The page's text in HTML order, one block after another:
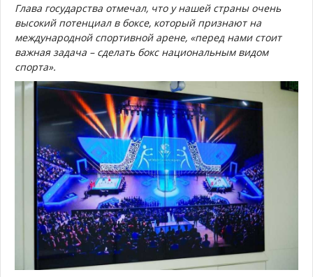
Глава государства отмечал, что у нашей страны очень
высокий потенциал в боксе, который признают на
международной спортивной арене, «перед нами стоит
важная задача – сделать бокс национальным видом
спорта».